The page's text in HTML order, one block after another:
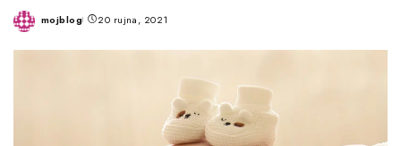
Posted
mojblog 20 rujna, 2021